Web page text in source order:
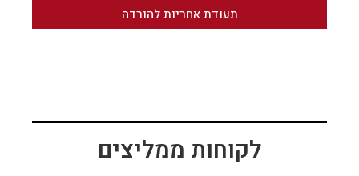
תעודת אחריות להורדה
לקוחות ממליצים